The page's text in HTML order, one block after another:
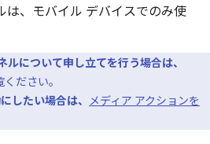
は、モバイル デバイスでのみ使
ルについて申し立てを行う場合は、
ください。
したい場合は、
メディア アクションを